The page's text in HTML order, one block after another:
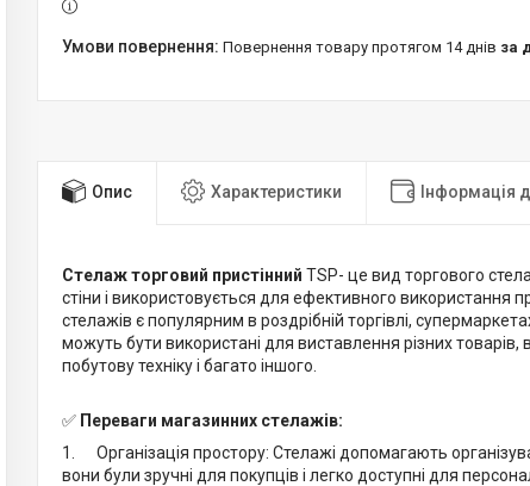
повернення товару протягом 14 днів за
Опис Характеристики Інформація
Стелаж торговий пристінний TSP- це вид торгового
стіни і використовується для ефективного використання
стелажів є популярним в роздрібній торгівлі,
можуть бути використані для виставлення різних
побутову техніку і багато іншого.
✅ Переваги магазинних стелажів:
1. Організація простору: Стелажі допомагають
вони були зручні для покупців і легко доступні для